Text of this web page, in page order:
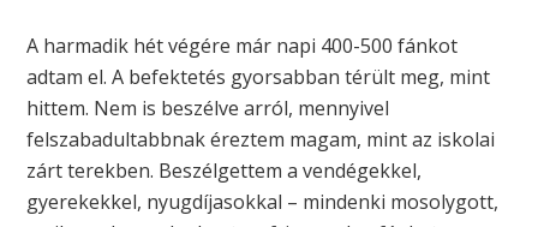
A harmadik hét végére már napi 400-500 fánkot
adtam el. A befektetés gyorsabban térült meg, mint
hittem. Nem is beszélve arról, mennyivel
felszabadultabbnak éreztem magam, mint az iskolai
zárt terekben. Beszélgettem a vendégekkel,
gyerekekkel, nyugdíjasokkal – mindenki mosolygott,